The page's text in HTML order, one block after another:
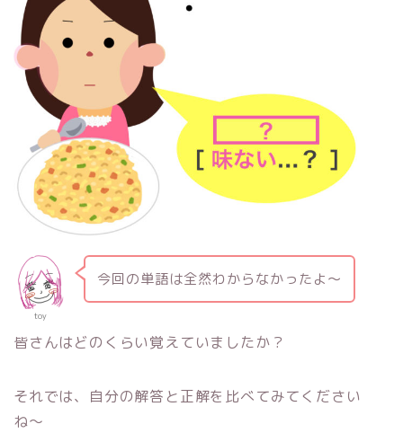
toy
今回の単語は全然わからなかったよ〜
皆さんはどのくらい覚えていましたか？
それでは、自分の解答と正解を比べてみてください
ね〜